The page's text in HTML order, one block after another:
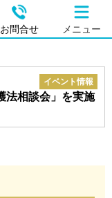
お問合せ メニュー
イベント情報
法相談会」を実施